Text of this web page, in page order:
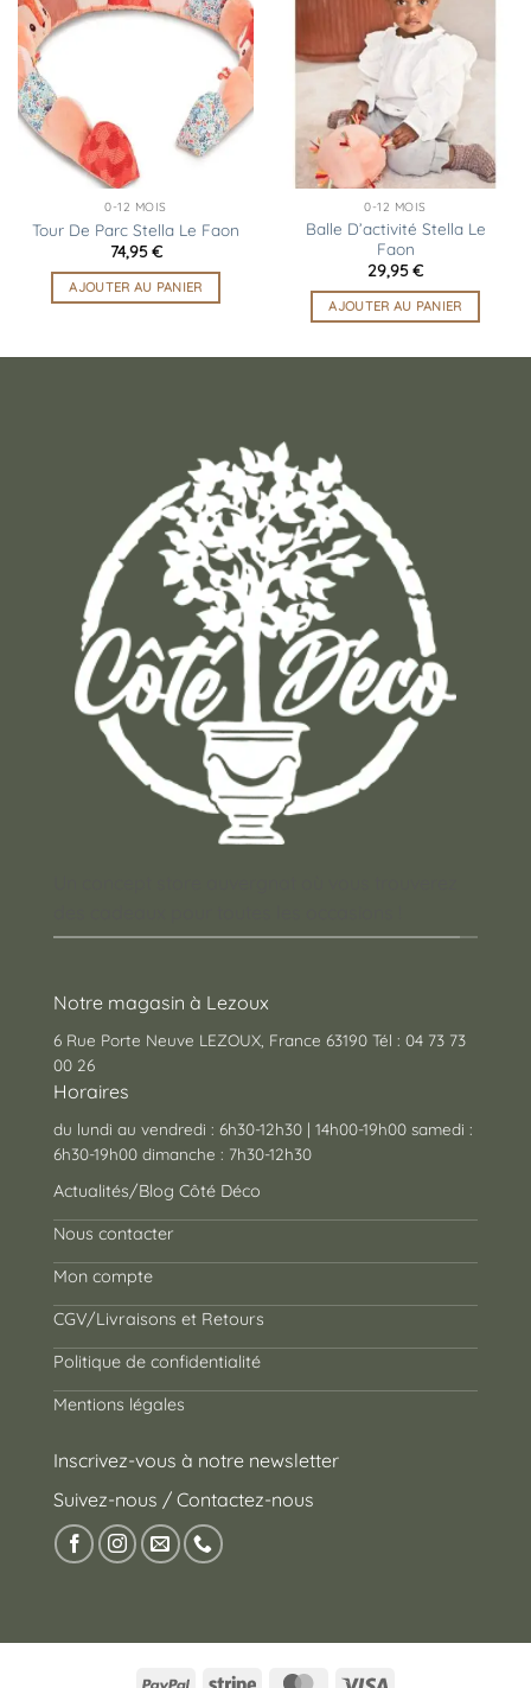
Ajouter
à la
liste
d’envies
0-12 MOIS
Tour De Parc Stella Le Faon
74,95€
AJOUTER AU PANIER
liste
d’envies
0-12 MOIS
Balle D’activité Stella Le
Faon
29,95€
AJOUTER AU PANIER
Notre magasin à Lezoux
6 Rue Porte Neuve LEZOUX, France 63190 Tél : 04 73 73
00 26
Horaires
du lundi au vendredi : 6h30-12h30 | 14h00-19h00 samedi :
6h30-19h00 dimanche : 7h30-12h30
Actualités/Blog Côté Déco
Nous contacter
Mon compte
CGV/Livraisons et Retours
Politique de confidentialité
Mentions légales
Inscrivez-vous à notre newsletter
Suivez-nous / Contactez-nous
PayPal Stripe MasterCard